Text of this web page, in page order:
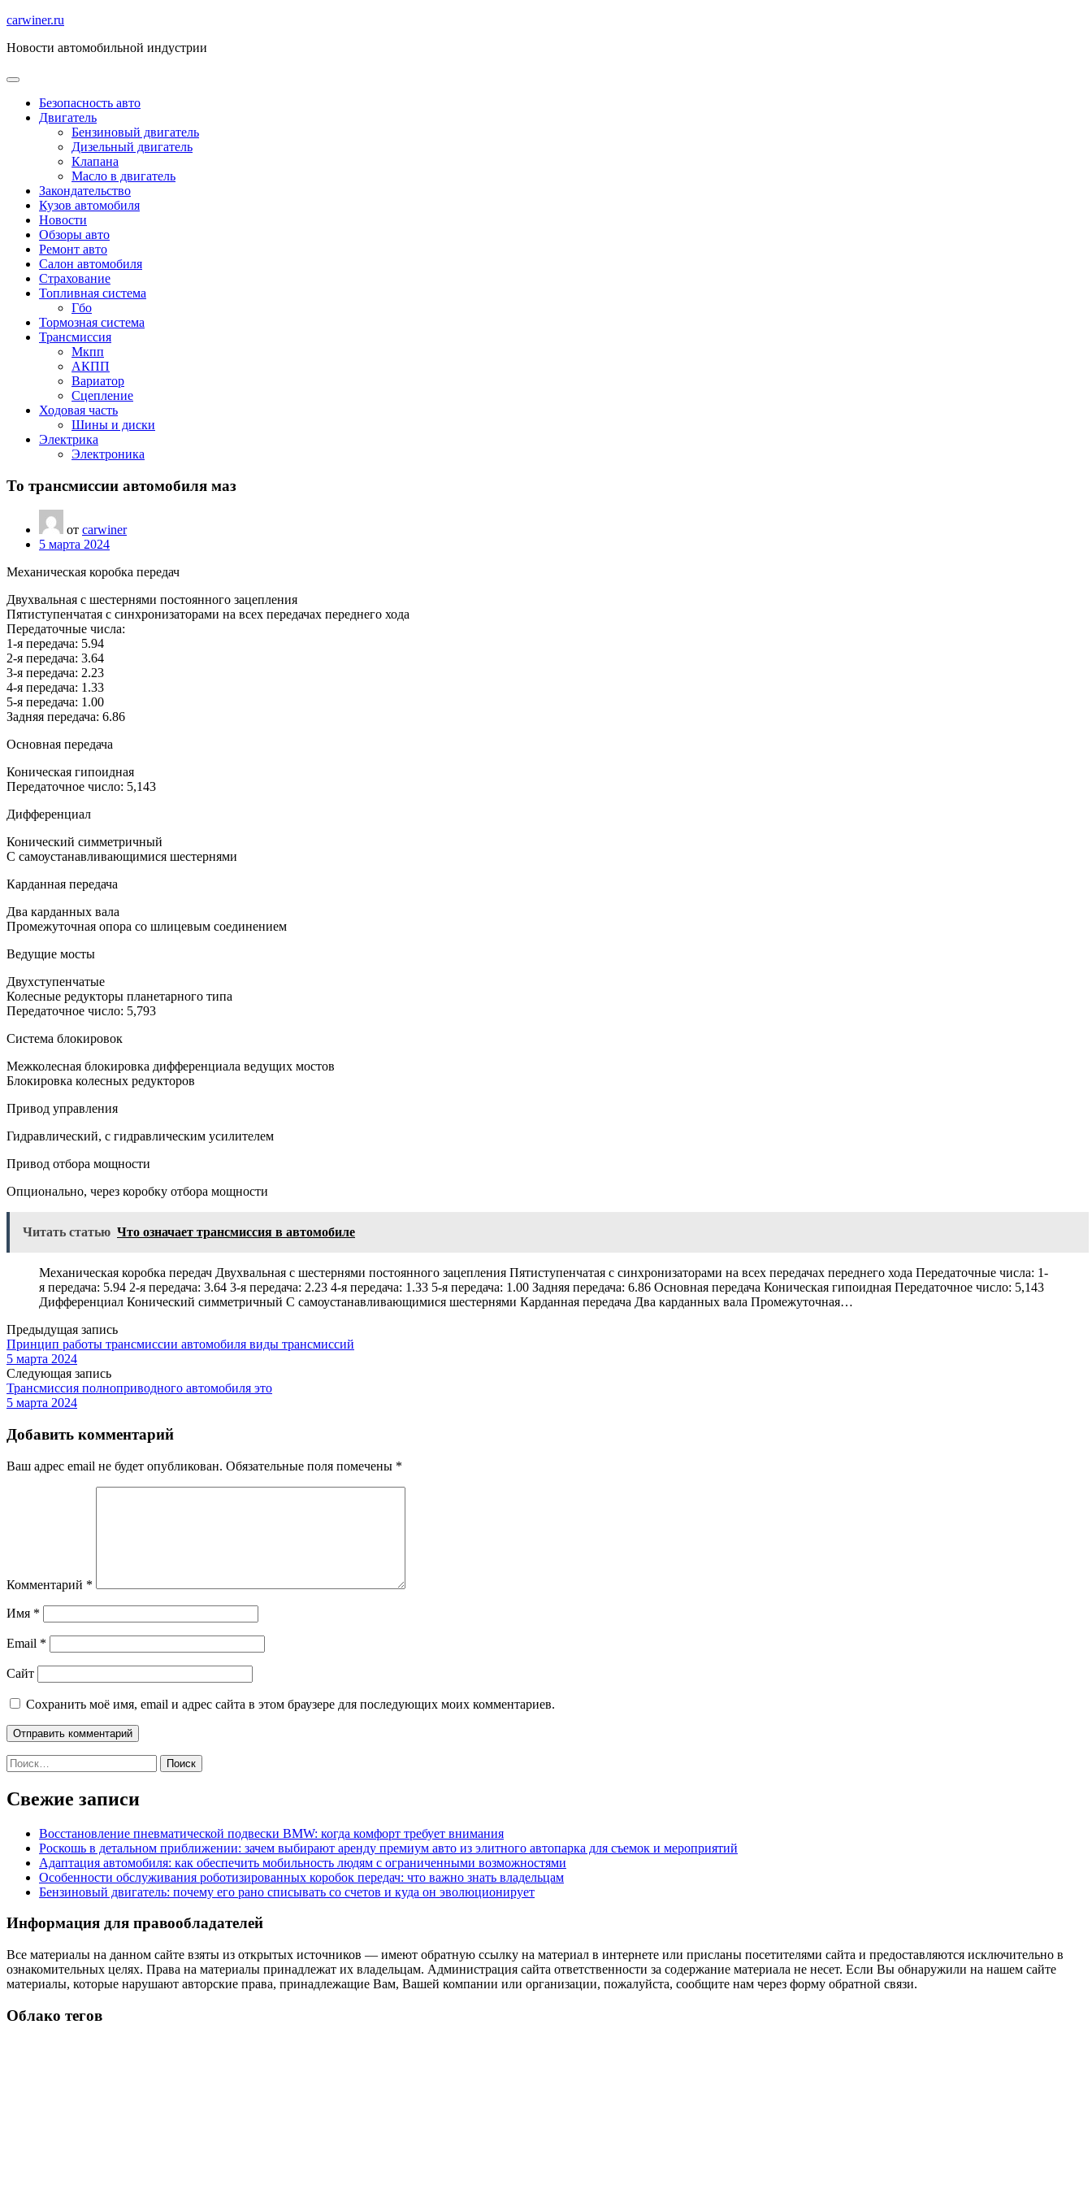
Перейти
содержимому
carwiner.ru
Новости автомобильной индустрии
Безопасность авто
Двигатель
Бензиновый двигатель
Дизельный двигатель
Клапана
Масло в двигатель
Закондательство
Кузов автомобиля
Новости
Обзоры авто
Ремонт авто
Салон автомобиля
Страхование
Топливная система
Гбо
Тормозная система
Трансмиссия
Мкпп
АКПП
Вариатор
Сцепление
Ходовая часть
Шины и диски
Электрика
Электроника
То трансмиссии автомобиля маз
от carwiner
5 марта 2024
Механическая коробка передач
Двухвальная с шестернями постоянного зацепления
Пятиступенчатая с синхронизаторами на всех передачах переднего хода
Передаточные числа:
1-я передача: 5.94
2-я передача: 3.64
3-я передача: 2.23
4-я передача: 1.33
5-я передача: 1.00
Задняя передача: 6.86
Основная передача
Коническая гипоидная
Передаточное число: 5,143
Дифференциал
Конический симметричный
С самоустанавливающимися шестернями
Карданная передача
Два карданных вала
Промежуточная опора со шлицевым соединением
Ведущие мосты
Двухступенчатые
Колесные редукторы планетарного типа
Передаточное число: 5,793
Система блокировок
Межколесная блокировка дифференциала ведущих мостов
Блокировка колесных редукторов
Привод управления
Гидравлический, с гидравлическим усилителем
Привод отбора мощности
Опционально, через коробку отбора мощности
Читать статью Что означает трансмиссия в автомобиле
Механическая коробка передач Двухвальная с шестернями постоянного зацепления Пятиступенчатая с синхронизаторами на всех передачах переднего хода Передаточные числа: 1-
я передача: 5.94 2-я передача: 3.64 3-я передача: 2.23 4-я передача: 1.33 5-я передача: 1.00 Задняя передача: 6.86 Основная передача Коническая гипоидная Передаточное число: 5,143
Дифференциал Конический симметричный С самоустанавливающимися шестернями Карданная передача Два карданных вала Промежуточная…
Предыдущая запись
Принцип работы трансмиссии автомобиля виды трансмиссий
5 марта 2024
Следующая запись
Трансмиссия полноприводного автомобиля это
5 марта 2024
Добавить комментарий
Ваш адрес email не будет опубликован. Обязательные поля помечены *
Комментарий *
Имя *
Email *
Сайт
Сохранить моё имя, email и адрес сайта в этом браузере для последующих моих комментариев.
Найти:
Свежие записи
Восстановление пневматической подвески BMW: когда комфорт требует внимания
Роскошь в детальном приближении: зачем выбирают аренду премиум авто из элитного автопарка для съемок и мероприятий
Адаптация автомобиля: как обеспечить мобильность людям с ограниченными возможностями
Особенности обслуживания роботизированных коробок передач: что важно знать владельцам
Бензиновый двигатель: почему его рано списывать со счетов и куда он эволюционирует
Информация для правообладателей
Все материалы на данном сайте взяты из открытых источников — имеют обратную ссылку на материал в интернете или присланы посетителями сайта и предоставляются исключительно в
ознакомительных целях. Права на материалы принадлежат их владельцам. Администрация сайта ответственности за содержание материала не несет. Если Вы обнаружили на нашем сайте
материалы, которые нарушают авторские права, принадлежащие Вам, Вашей компании или организации, пожалуйста, сообщите нам через форму обратной связи.
Облако тегов